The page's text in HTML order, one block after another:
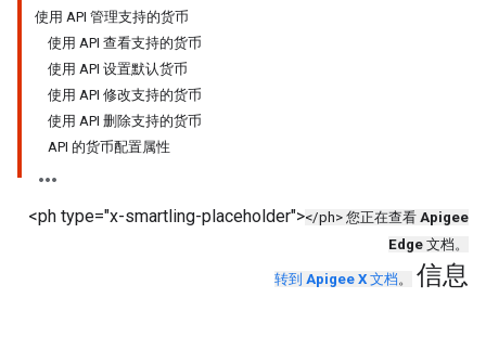
使用 API 管理支持的货币
使用 API 查看支持的货币
使用 API 设置默认货币
使用 API 修改支持的货币
使用 API 删除支持的货币
API 的货币配置属性
<ph type="x-smartling-placeholder"></ph> 您正在查看 Apigee
Edge 文档。
转到 Apigee X 文档。 信息